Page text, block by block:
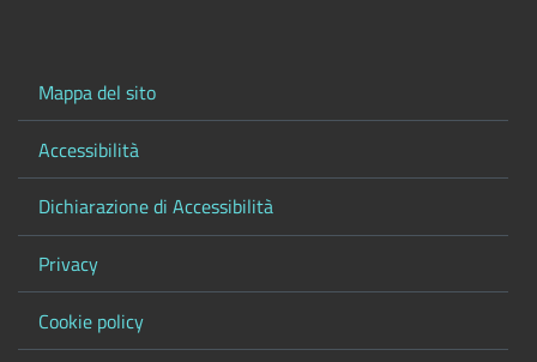
Mappa del sito
Accessibilità
Dichiarazione di Accessibilità
Privacy
Cookie policy